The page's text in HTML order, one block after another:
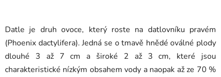
Datle je druh ovoce, který roste na datlovníku pravém
(Phoenix dactylifera). Jedná se o tmavě hnědé oválné plody
dlouhé 3 až 7 cm a široké 2 až 3 cm, které jsou
charakteristické nízkým obsahem vody a naopak až ze 70 %